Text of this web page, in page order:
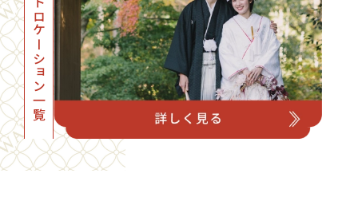
フォトロケーション一覧